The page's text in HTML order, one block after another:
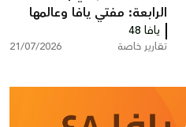
الرابعة: مفتي يافا وعالمها
الشيخ توفيق عبد الله
الدجاني
يافا 48
تقارير خاصة 21/07/2026